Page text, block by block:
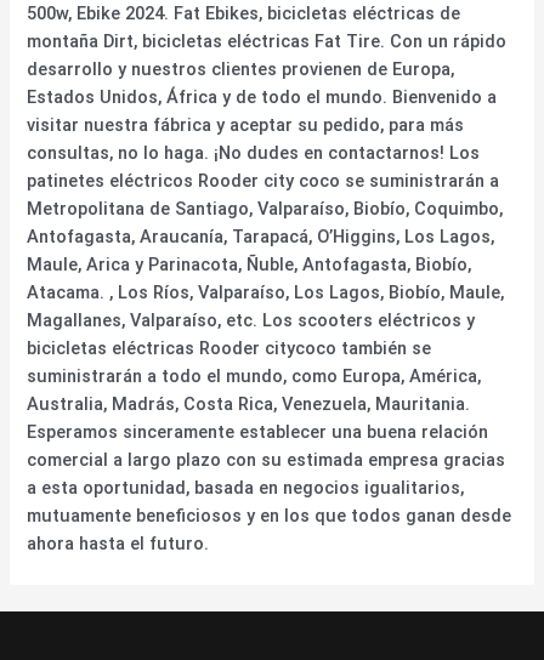
500w, Ebike 2024. Fat Ebikes, bicicletas eléctricas de
montaña Dirt, bicicletas eléctricas Fat Tire. Con un rápido
desarrollo y nuestros clientes provienen de Europa,
Estados Unidos, África y de todo el mundo. Bienvenido a
visitar nuestra fábrica y aceptar su pedido, para más
consultas, no lo haga. ¡No dudes en contactarnos! Los
patinetes eléctricos Rooder city coco se suministrarán a
Metropolitana de Santiago, Valparaíso, Biobío, Coquimbo,
Antofagasta, Araucanía, Tarapacá, O’Higgins, Los Lagos,
Maule, Arica y Parinacota, Ñuble, Antofagasta, Biobío,
Atacama. , Los Ríos, Valparaíso, Los Lagos, Biobío, Maule,
Magallanes, Valparaíso, etc. Los scooters eléctricos y
bicicletas eléctricas Rooder citycoco también se
suministrarán a todo el mundo, como Europa, América,
Australia, Madrás, Costa Rica, Venezuela, Mauritania.
Esperamos sinceramente establecer una buena relación
comercial a largo plazo con su estimada empresa gracias
a esta oportunidad, basada en negocios igualitarios,
mutuamente beneficiosos y en los que todos ganan desde
ahora hasta el futuro.